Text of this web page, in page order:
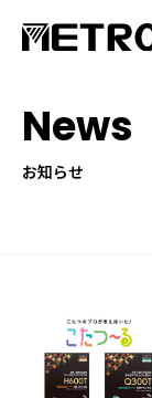
News
お知らせ